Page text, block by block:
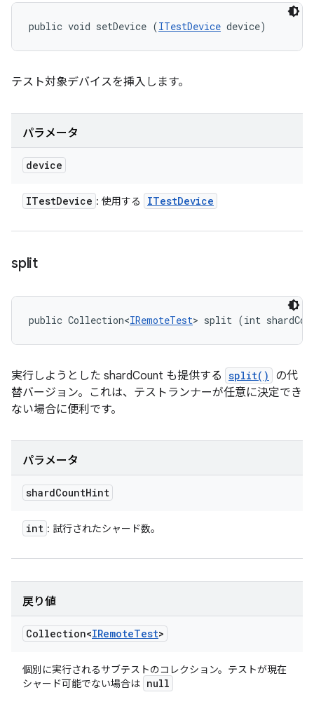
public void setDevice (ITestDevice device)
テスト対象デバイスを挿入します。
パラメータ
device
ITestDevice : 使用する ITestDevice
split
public Collection<IRemoteTest> split (int
実行しようとした shardCount も提供する split()
の代
替バージョン。これは、テストランナーが任意に決定でき
ない場合に便利です。
パラメータ
shardCountHint
int : 試行されたシャード数。
戻り値
Collection<IRemoteTest>
個別に実行されるサブテストのコレクション。テストが現在
シャード可能でない場合は null